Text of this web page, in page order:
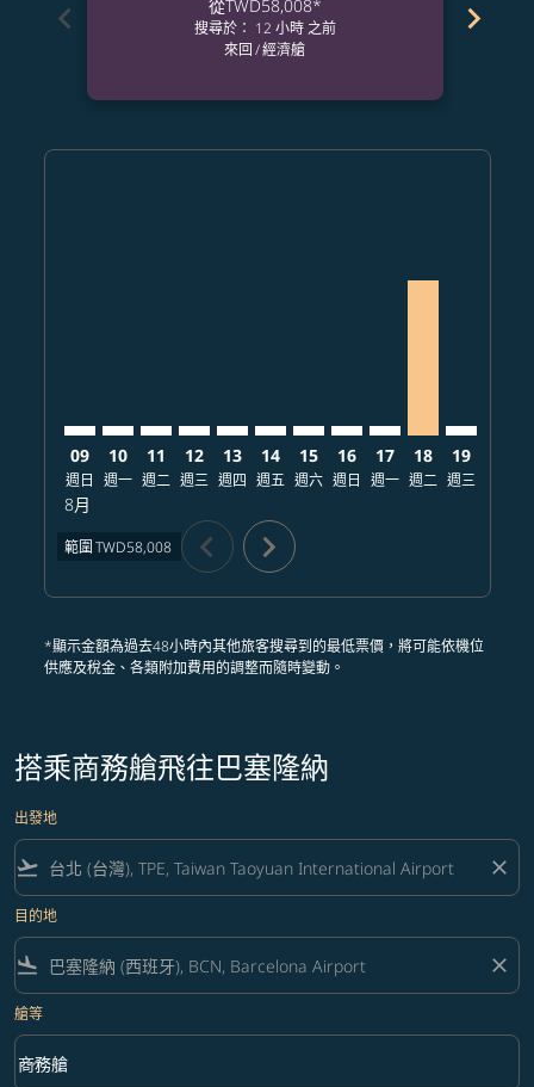
chevron_left
從TWD58,008*
搜尋於： 12 小時 之前
來回/經濟艙
chevron_right
09
週日
8月
10
週一
11
週二
12
週三
13
週四
14
週五
15
週六
16
週日
17
週一
18
週二
19
週三
範圍TWD58,008 chevron_left chevron_right
*顯示金額為過去48小時內其他旅客搜尋到的最低票價，將可能依機位
供應及稅金、各類附加費用的調整而隨時變動。
搭乘商務艙飛往巴塞隆納
出發地
flight_takeoff close
目的地
flight_land close
艙等
艙等 option 商務艙 Selected
商務艙
keyboard_arrow_down